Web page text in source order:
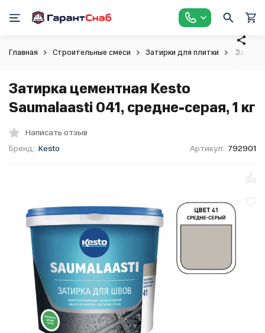
Главная Строительные смеси Затирки для плитки
Затирка цементная Kesto
Saumalaasti 041, средне-серая, 1 кг
Написать отзыв
Бренд: Kesto Артикул: 792901